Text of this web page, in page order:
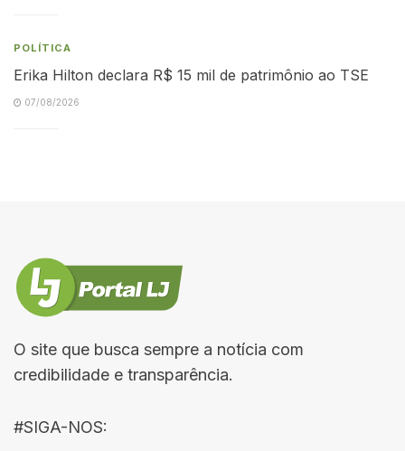
POLÍTICA
Erika Hilton declara R$ 15 mil de patrimônio ao TSE
07/08/2026
O site que busca sempre a notícia com
credibilidade e transparência.
#SIGA-NOS: